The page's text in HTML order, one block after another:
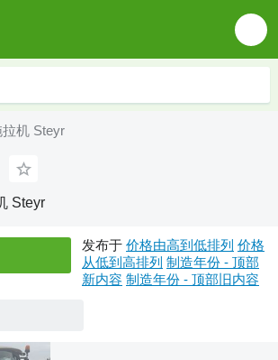
拉机 Steyr
Steyr
发布于 价格由高到低排列 价格
从低到高排列 制造年份 - 顶部
新内容 制造年份 - 顶部旧内容